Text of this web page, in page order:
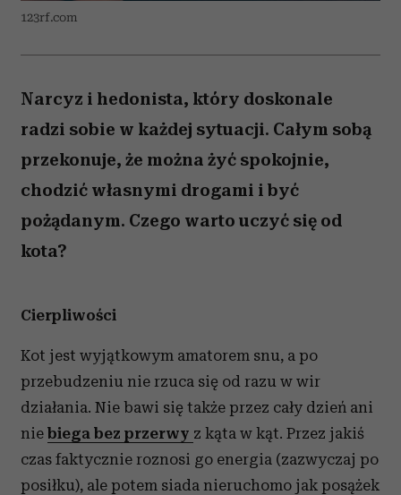
123rf.com
Narcyz i hedonista, który doskonale
radzi sobie w każdej sytuacji. Całym sobą
przekonuje, że można żyć spokojnie,
chodzić własnymi drogami i być
pożądanym. Czego warto uczyć się od
kota?
Cierpliwości
Kot jest wyjątkowym amatorem snu, a po
przebudzeniu nie rzuca się od razu w wir
działania. Nie bawi się także przez cały dzień ani
nie biega bez przerwy z kąta w kąt. Przez jakiś
czas faktycznie roznosi go energia (zazwyczaj po
posiłku), ale potem siada nieruchomo jak posążek